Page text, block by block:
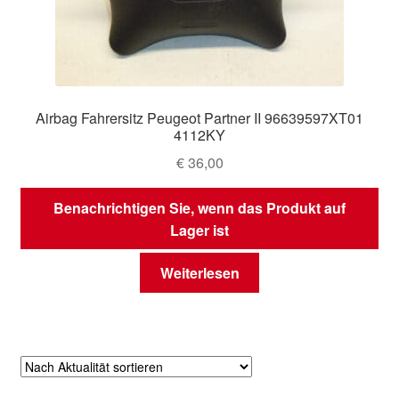
Airbag Fahrersitz Peugeot Partner II 96639597XT01
4112KY
€36,00
Benachrichtigen Sie, wenn das Produkt auf
Lager ist
Weiterlesen